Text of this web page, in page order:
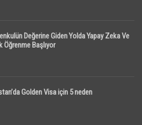
Değerine Giden Yolda Yapay Zeka Ve
Öğrenme Başlıyor
Golden Visa için 5 neden